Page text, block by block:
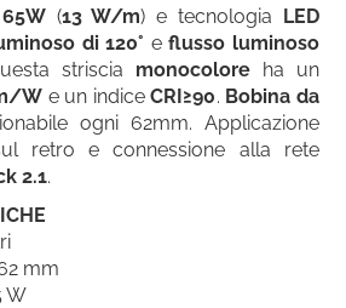
65W(13 W/m) e tecnologia LED
di 120° eflusso luminoso
striscia monocoloreha un
We un indiceCRI≥90. Bobina da
ogni 62mm. Applicazione
retro e connessione alla rete
2.1.
mm
W